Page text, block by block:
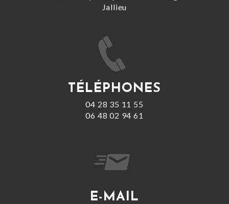
Jallieu
TÉLÉPHONES
04 28 35 11 55
06 48 02 94 61
E-MAIL